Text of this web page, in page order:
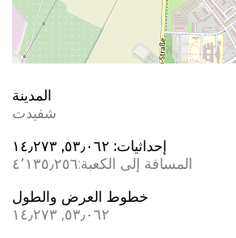
المدينة
شفيدت
إحداثيات: ٥٣٫٠٦٢, ١٤٫٢٧٣
المسافة إلى الكعبة:٤٬١٣٥٫٢٥٦
خطوط العرض والطول
٥٣٫٠٦٢, ١٤٫٢٧٣